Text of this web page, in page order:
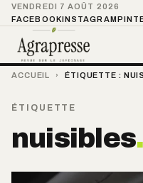
VENDREDI 7 AOÛT 2026
FACEBOOKINSTAGRAM
ACCUEIL › ÉTIQUETTE :
ÉTIQUETTE
nuisibles.